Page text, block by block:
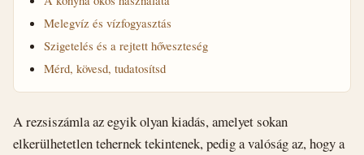
Melegvíz és vízfogyasztás
Szigetelés és a rejtett hőveszteség
Mérd, kövesd, tudatosítsd
A rezsiszámla az egyik olyan kiadás, amelyet sokan
elkerülhetetlen tehernek tekintenek, pedig a valóság az, hogy a